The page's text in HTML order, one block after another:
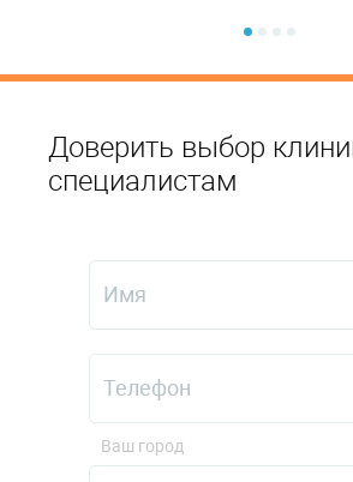
Доверить выбор
специалистам
Ваш город